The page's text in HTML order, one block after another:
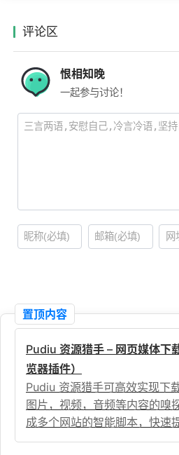
评论区
恨相知晚
一起参与讨论！
置顶内容
Pudiu 资源猎手 – 网页媒体下
览器插件）
Pudiu 资源猎手可高效实现下
图片，视频，音频等内容的嗅
成多个网站的智能脚本，快速